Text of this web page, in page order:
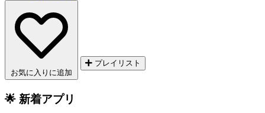
お気に入りに追加
プレイリスト
🌟 新着アプリ